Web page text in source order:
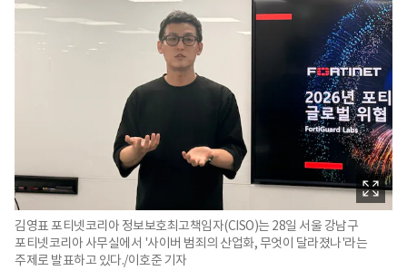
김영표 포티넷코리아 정보보호최고책임자(CISO)는 28일 서울 강남구
포티넷코리아 사무실에서 '사이버 범죄의 산업화, 무엇이 달라졌나'라는
주제로 발표하고 있다./이호준 기자